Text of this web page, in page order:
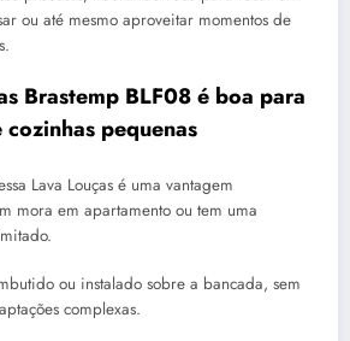
ou até mesmo aproveitar momentos de
Brastemp BLF08 é boa para
pequenas
Lava Louças é uma vantagem
mora em apartamento ou tem uma
ou instalado sobre a bancada, sem
complexas.